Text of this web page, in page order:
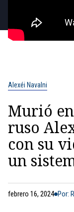
Alexéi Navalni
Murió
ruso
con su
un
febrero 16, 2024 Por: